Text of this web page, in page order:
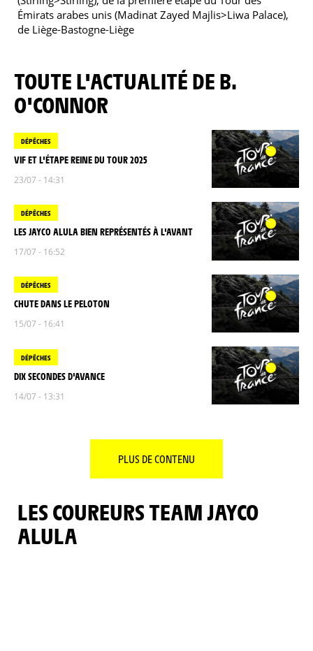
Émirats arabes unis (Madinat Zayed Majlis>Liwa Palace),
de Liège-Bastogne-Liège
TOUTE L'ACTUALITÉ DE B.
O'CONNOR
DÉPÊCHES
VIF ET L'ÉTAPE REINE DU TOUR 2025
23/07 - 14:31
DÉPÊCHES
LES JAYCO ALULA BIEN REPRÉSENTÉS À L'AVANT
17/07 - 16:52
DÉPÊCHES
CHUTE DANS LE PELOTON
15/07 - 16:41
DÉPÊCHES
DIX SECONDES D'AVANCE
14/07 - 13:31
PLUS DE CONTENU
LES COUREURS TEAM JAYCO
ALULA